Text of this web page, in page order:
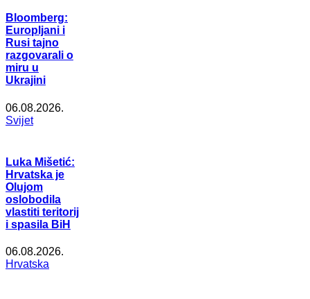
Bloomberg:
Europljani i
Rusi tajno
razgovarali o
miru u
Ukrajini
06.08.2026.
Svijet
Luka Mišetić:
Hrvatska je
Olujom
oslobodila
vlastiti teritorij
i spasila BiH
06.08.2026.
Hrvatska